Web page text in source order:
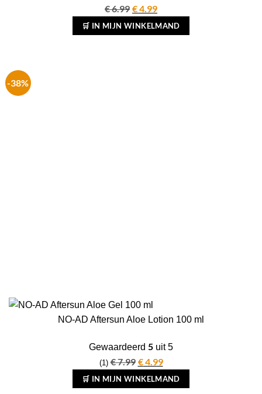
€6.99 Oorspronkelijke
prijs
was:
€4.99Huidige
prijs
is:
🛒 IN MIJN WINKELMAND
-38%
NO-AD Aftersun Aloe Lotion 100 ml
Gewaardeerd 5 uit 5
(1) €7.99 Oorspronkelijke
prijs
was:
€4.99Huidige
prijs
is:
🛒 IN MIJN WINKELMAND